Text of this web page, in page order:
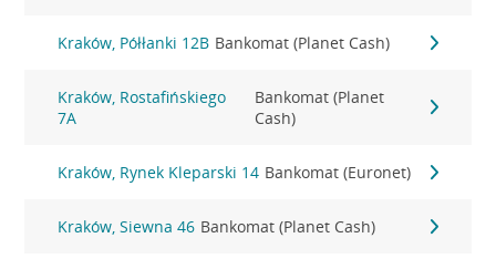
Kraków, Półłanki 12B Bankomat (Planet Cash)
Kraków, Rostafińskiego
7A
Bankomat (Planet
Cash)
Kraków, Rynek Kleparski 14 Bankomat (Euronet)
Kraków, Siewna 46 Bankomat (Planet Cash)